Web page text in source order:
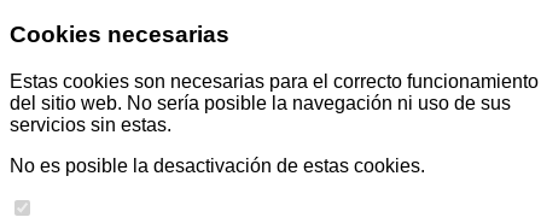
Cookies necesarias
Estas cookies son necesarias para el correcto funcionamiento
del sitio web. No sería posible la navegación ni uso de sus
servicios sin estas.
No es posible la desactivación de estas cookies.